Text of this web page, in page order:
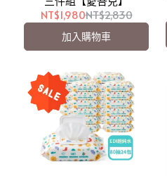
NT$1,980NT$2,830
加入購物車